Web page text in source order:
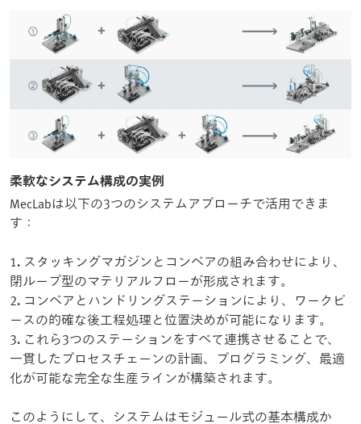
柔軟なシステム構成の実例
MecLabは以下の3つのシステムアプローチで活用できま
す：
1. スタッキングマガジンとコンベアの組み合わせにより、
閉ループ型のマテリアルフローが形成されます。
2. コンベアとハンドリングステーションにより、ワークピ
ースの的確な後工程処理と位置決めが可能になります。
3. これら3つのステーションをすべて連携させることで、
一貫したプロセスチェーンの計画、プログラミング、最適
化が可能な完全な生産ラインが構築されます。
このようにして、システムはモジュール式の基本構成か